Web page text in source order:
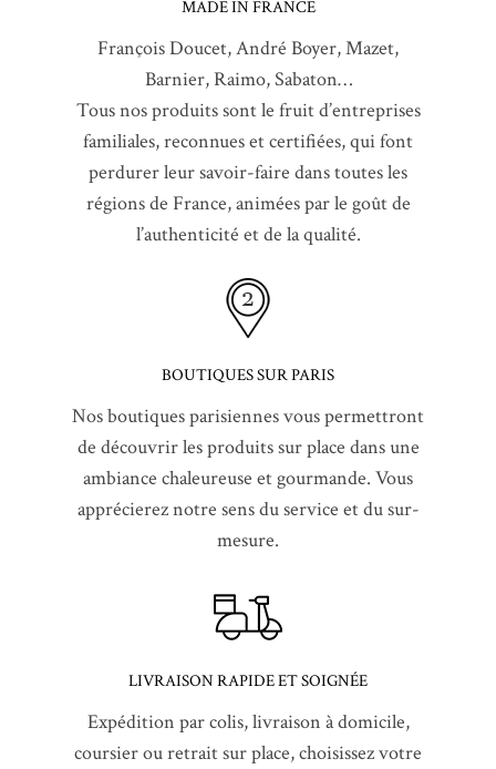
MADE IN FRANCE
François Doucet, André Boyer, Mazet,
Barnier, Raimo, Sabaton…
Tous nos produits sont le fruit d’entreprises
familiales, reconnues et certifiées, qui font
perdurer leur savoir-faire dans toutes les
régions de France, animées par le goût de
l’authenticité et de la qualité.
BOUTIQUES SUR PARIS
Nos boutiques parisiennes vous permettront
de découvrir les produits sur place dans une
ambiance chaleureuse et gourmande. Vous
apprécierez notre sens du service et du sur-
mesure.
LIVRAISON RAPIDE ET SOIGNÉE
Expédition par colis, livraison à domicile,
coursier ou retrait sur place, choisissez votre